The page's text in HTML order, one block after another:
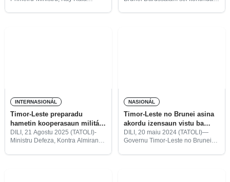
INTERNASIONÁL
Timor-Leste preparadu
hametin kooperasaun militár
ho Brunei Darussalam
DILI, 21 Agostu 2025 (TATOLI)-
Ministru Defeza, Kontra Almirante
NASIONÁL
Timor-Leste no Brunei asina
akordu izensaun vistu ba
pasaporte diplomata-serbisu
DILI, 20 maiu 2024 (TATOLI)—
Governu Timor-Leste no Brunei